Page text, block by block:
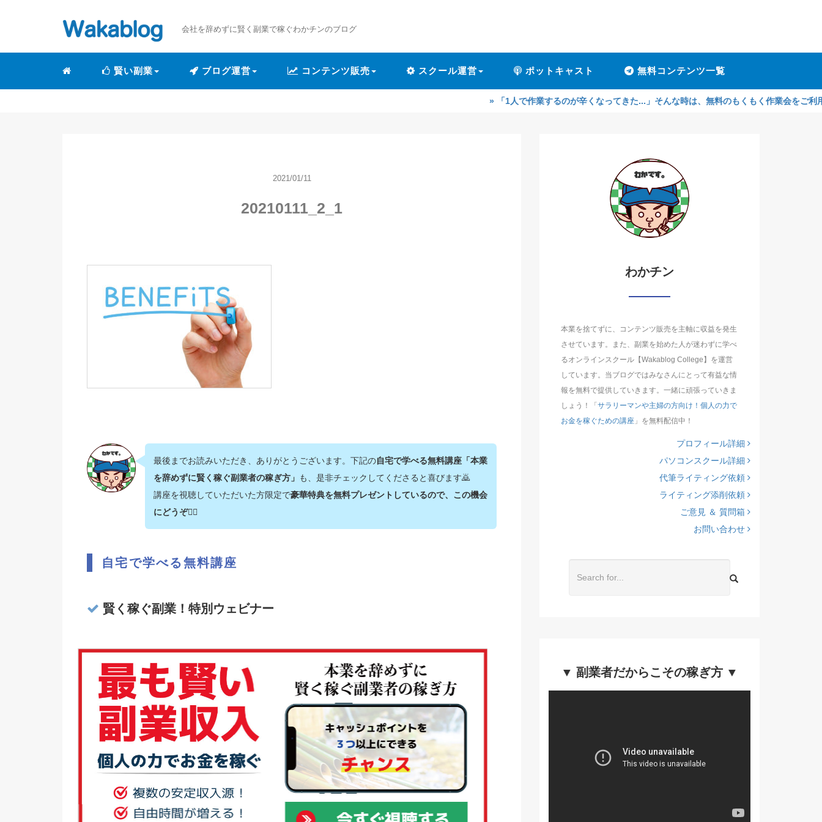
会社を辞めずに賢く副業で稼ぐわかチンのブログ
賢い副業 ブログ運営 コンテンツ販売 スクール運営 ポットキャスト 無料コンテンツ一覧
» 「1人で作業するのが辛くなってきた...」そんな時は、無料のもくもく作業会をご利用ください！
2021/01/11
20210111_2_1
最後までお読みいただき、ありがとうございます。下記の自宅で学べる無料講座「本業
を辞めずに賢く稼ぐ副業者の稼ぎ方」 も、是非チェックしてくださると喜びます🙇‍
講座を視聴していただいた方限定で豪華特典を無料プレゼントしているので、この機会
にどうぞ💁‍♂️
自宅で学べる無料講座
賢く稼ぐ副業！特別ウェビナー
わかチン
本業を捨てずに、コンテンツ販売を主軸に収益を発生
させています。また、副業を始めた人が迷わずに学べ
るオンラインスクール【Wakablog College】を運営
しています。当ブログではみなさんにとって有益な情
報を無料で提供していきます。一緒に頑張っていきま
しょう！「 サラリーマンや主婦の方向け！個人の力で
お金を稼ぐための講座 」を無料配信中！
プロフィール詳細
パソコンスクール詳細
代筆ライティング依頼
ライティング添削依頼
ご意見 ＆ 質問箱
お問い合わせ
▼ 副業者だからこその稼ぎ方 ▼